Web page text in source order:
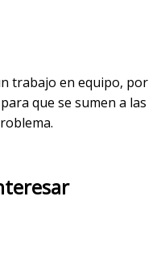
trabajo en equipo, por
que se sumen a las